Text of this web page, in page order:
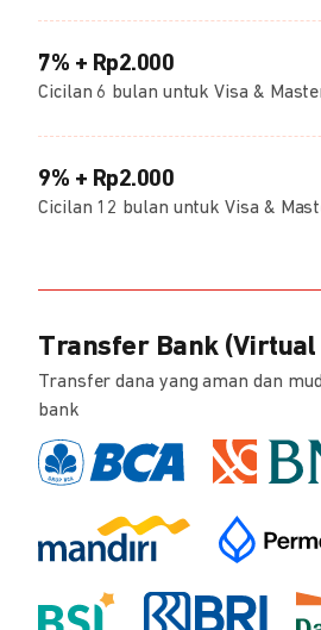
7% + Rp2.000
Cicilan 6 bulan untuk Visa &
9% + Rp2.000
Cicilan 12 bulan untuk Visa &
Transfer Bank (Virtual
Transfer dana yang aman dan
bank